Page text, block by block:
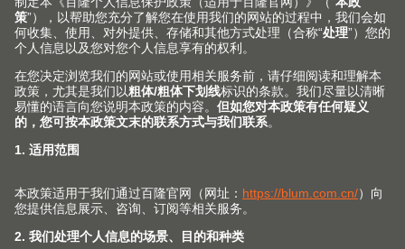
优雅的经典样式
金属表面搭配柔和的色彩——这种组合总能产生令人着迷
的效果。防指纹不锈钢的光面外观与内部低调的炭黑色 亚
光形成鲜明的对比。